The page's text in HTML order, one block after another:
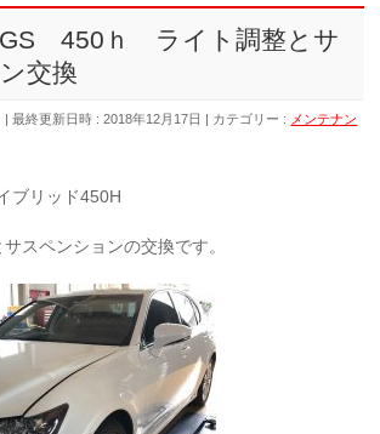
450ｈ ライト調整とサ
交換
最終更新日時 : 2018年12月17日 カテゴリー : メンテナン
リッド450H
スペンションの交換です。